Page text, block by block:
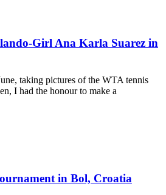
Girl Ana Karla Suarez in
taking pictures of the WTA tennis
I had the honour to make a
in Bol, Croatia